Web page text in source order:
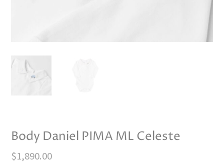
Body Daniel PIMA ML Celeste
$1,890.00